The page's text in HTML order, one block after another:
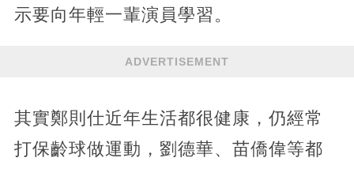
示要向年輕一輩演員學習。
ADVERTISEMENT
其實鄭則仕近年生活都很健康，仍經常
打保齡球做運動，劉德華、苗僑偉等都